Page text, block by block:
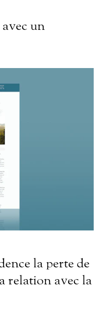
un
la perte de
relation avec la